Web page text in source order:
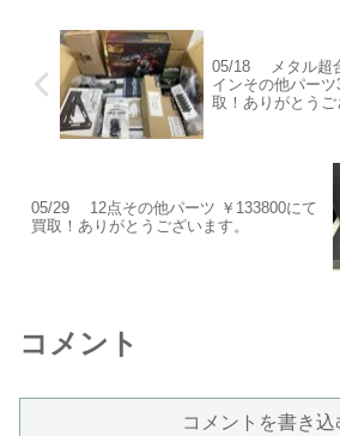
05/18 メタル超
インその他パー
取！ありがとうご
05/29 12点その他パーツ ￥133800にて
買取！ありがとうございます。
コメント
コメントを書き込